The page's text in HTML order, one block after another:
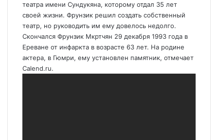
театра имени Сундукяна, которому отдал 35 лет
своей жизни. Фрунзик решил создать собственный
театр, но руководить им ему довелось недолго.
Скончался Фрунзик Мкртчян 29 декабря 1993 года в
Ереване от инфаркта в возрасте 63 лет. На родине
актера, в Гюмри, ему установлен памятник, отмечает
Calend.ru.